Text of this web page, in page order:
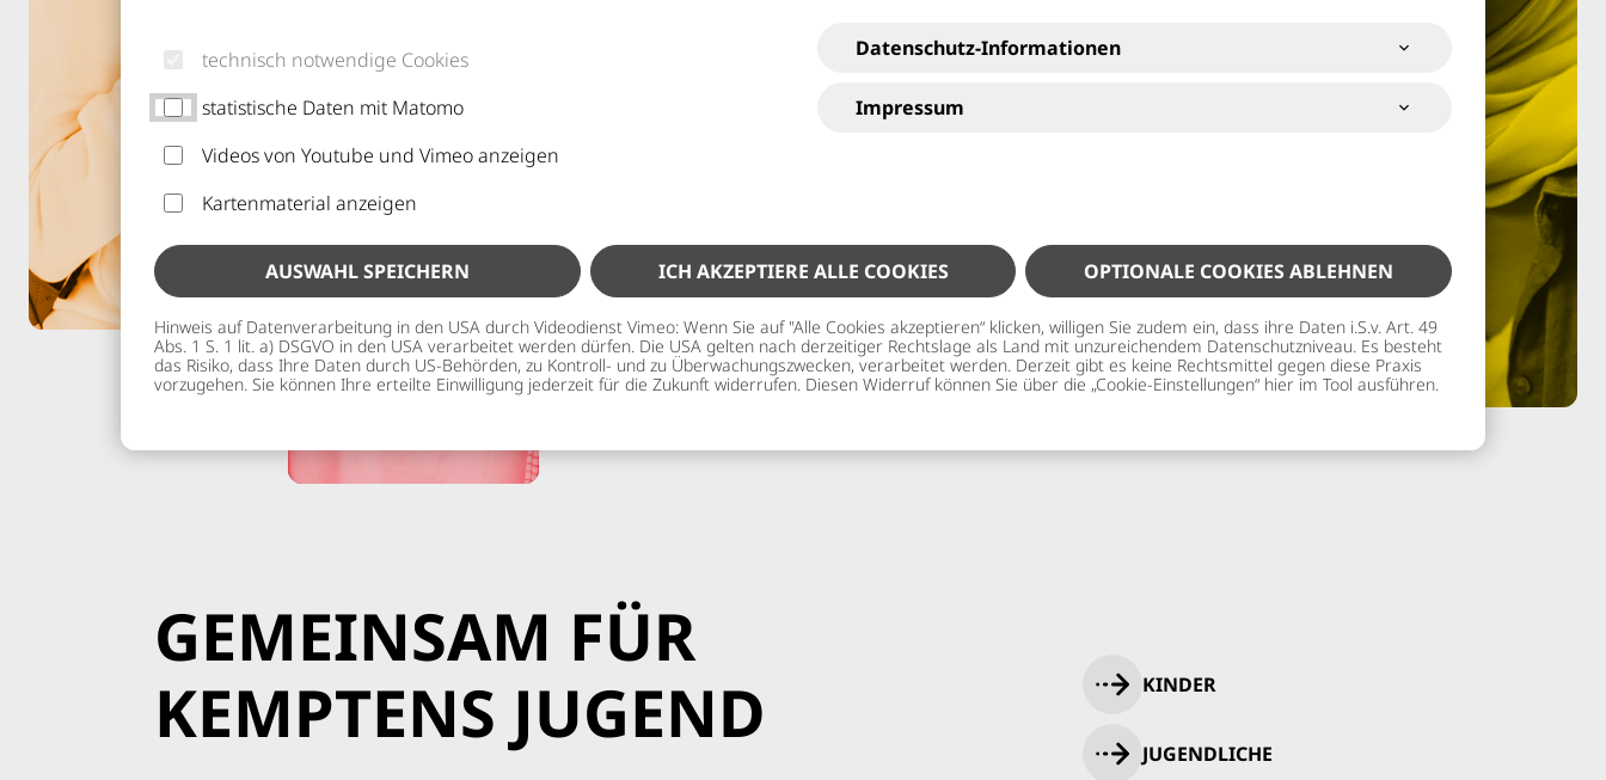
GEMEINSAM FÜR
KEMPTENS JUGEND
KINDER
JUGENDLICHE
technisch notwendige Cookies
statistische Daten mit Matomo
Videos von Youtube und Vimeo anzeigen
Kartenmaterial anzeigen
Datenschutz-Informationen
Impressum
AUSWAHL SPEICHERN ICH AKZEPTIERE ALLE COOKIES OPTIONALE COOKIES ABLEHNEN
Hinweis auf Datenverarbeitung in den USA durch Videodienst Vimeo: Wenn Sie auf "Alle Cookies akzeptieren“ klicken, willigen Sie zudem ein, dass ihre Daten i.S.v. Art. 49
Abs. 1 S. 1 lit. a) DSGVO in den USA verarbeitet werden dürfen. Die USA gelten nach derzeitiger Rechtslage als Land mit unzureichendem Datenschutzniveau. Es besteht
das Risiko, dass Ihre Daten durch US-Behörden, zu Kontroll- und zu Überwachungszwecken, verarbeitet werden. Derzeit gibt es keine Rechtsmittel gegen diese Praxis
vorzugehen. Sie können Ihre erteilte Einwilligung jederzeit für die Zukunft widerrufen. Diesen Widerruf können Sie über die „Cookie-Einstellungen“ hier im Tool ausführen.